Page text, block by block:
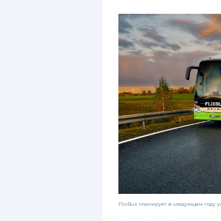
FlixBus планирует в следующем году